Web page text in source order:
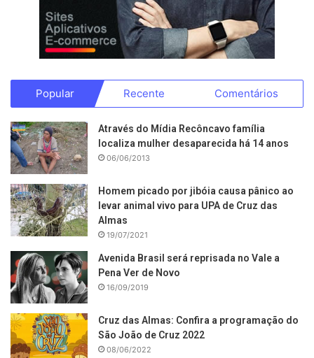
Popular Recente Comentários
Através do Mídia Recôncavo família
localiza mulher desaparecida há 14 anos
06/06/2013
Homem picado por jibóia causa pânico ao
levar animal vivo para UPA de Cruz das
Almas
19/07/2021
Avenida Brasil será reprisada no Vale a
Pena Ver de Novo
16/09/2019
Cruz das Almas: Confira a programação do
São João de Cruz 2022
08/06/2022